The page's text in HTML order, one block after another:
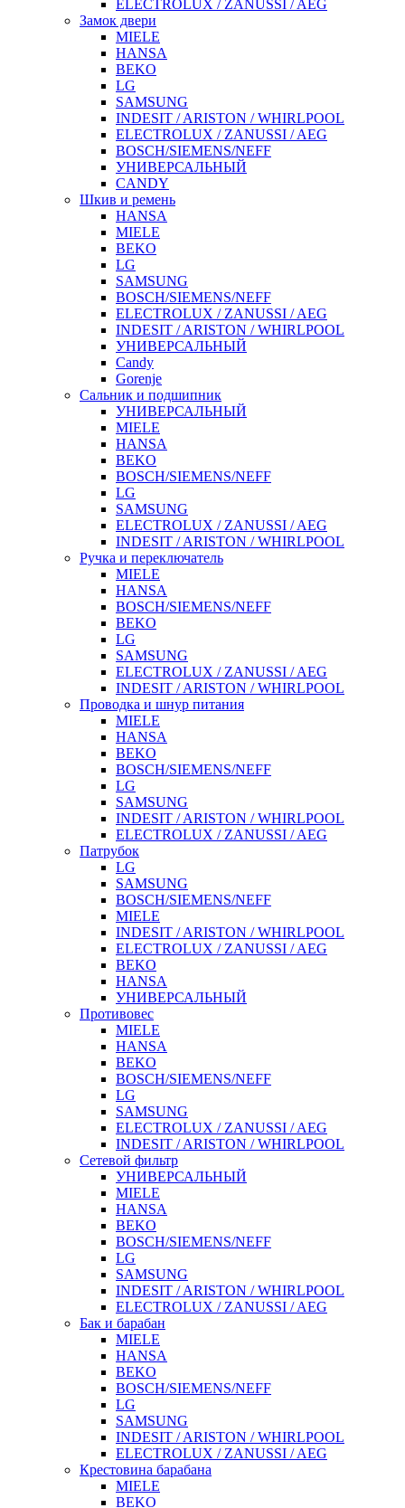
ELECTROLUX / ZANUSSI / AEG
Замок двери
MIELE
HANSA
BEKO
LG
SAMSUNG
INDESIT / ARISTON / WHIRLPOOL
ELECTROLUX / ZANUSSI / AEG
BOSCH/SIEMENS/NEFF
УНИВЕРСАЛЬНЫЙ
CANDY
Шкив и ремень
HANSA
MIELE
BEKO
LG
SAMSUNG
BOSCH/SIEMENS/NEFF
ELECTROLUX / ZANUSSI / AEG
INDESIT / ARISTON / WHIRLPOOL
УНИВЕРСАЛЬНЫЙ
Candy
Gorenje
Сальник и подшипник
УНИВЕРСАЛЬНЫЙ
MIELE
HANSA
BEKO
BOSCH/SIEMENS/NEFF
LG
SAMSUNG
ELECTROLUX / ZANUSSI / AEG
INDESIT / ARISTON / WHIRLPOOL
Ручка и переключатель
MIELE
HANSA
BOSCH/SIEMENS/NEFF
BEKO
LG
SAMSUNG
ELECTROLUX / ZANUSSI / AEG
INDESIT / ARISTON / WHIRLPOOL
Проводка и шнур питания
MIELE
HANSA
BEKO
BOSCH/SIEMENS/NEFF
LG
SAMSUNG
INDESIT / ARISTON / WHIRLPOOL
ELECTROLUX / ZANUSSI / AEG
Патрубок
LG
SAMSUNG
BOSCH/SIEMENS/NEFF
MIELE
INDESIT / ARISTON / WHIRLPOOL
ELECTROLUX / ZANUSSI / AEG
BEKO
HANSA
УНИВЕРСАЛЬНЫЙ
Противовес
MIELE
HANSA
BEKO
BOSCH/SIEMENS/NEFF
LG
SAMSUNG
ELECTROLUX / ZANUSSI / AEG
INDESIT / ARISTON / WHIRLPOOL
Сетевой фильтр
УНИВЕРСАЛЬНЫЙ
MIELE
HANSA
BEKO
BOSCH/SIEMENS/NEFF
LG
SAMSUNG
INDESIT / ARISTON / WHIRLPOOL
ELECTROLUX / ZANUSSI / AEG
Бак и барабан
MIELE
HANSA
BEKO
BOSCH/SIEMENS/NEFF
LG
SAMSUNG
INDESIT / ARISTON / WHIRLPOOL
ELECTROLUX / ZANUSSI / AEG
Крестовина барабана
MIELE
BEKO